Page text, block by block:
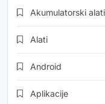
Akumulatorski
Alati
Android
Aplikacije